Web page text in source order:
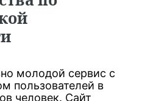
молодой сервис с
пользователей в
человек. Сайт